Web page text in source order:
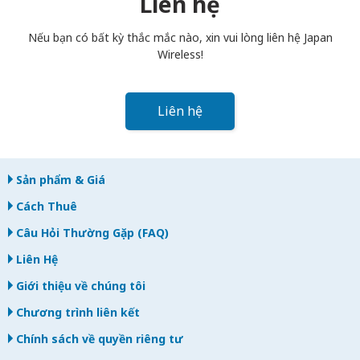
bạn trả muộn, bạn sẽ bị tính phí.
Nếu bạn có bất kỳ thắc mắc nào, xin vui lòng liên hệ Japan
Wireless!
Liên hệ
Sản phẩm & Giá
Cách Thuê
Câu Hỏi Thường Gặp (FAQ)
Liên Hệ
Giới thiệu về chúng tôi
Chương trình liên kết
Chính sách về quyền riêng tư